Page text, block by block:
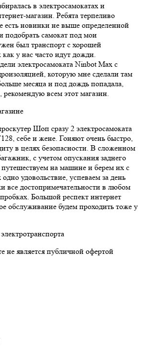
в электросамокатах и
магазин. Ребята терпеливо
есть новинки не выше определенной
подобрать самокат под мои
был транспорт с хорошей
у нас часто идут дожди.
электросамоката Ninbot Max с
которую мне сделали там
месяца и под дождь попадала,
всем этот магазин.
Шоп сразу 2 электросамоката
себе и жене. Гоняют очень быстро,
в целях безопасности. В сложенном
с учетом опускания заднего
на машине и берем их с
удовольствие, успеваем за день
все достопримечательности в любом
Большой респект интернет
обслуживание будем проходить тоже у
не является публичной офертой